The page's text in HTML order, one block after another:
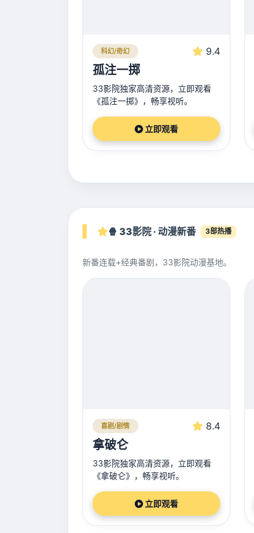
科幻/奇幻 9.4
孤注一掷
33影院独家高清资源，立即观看
《孤注一掷》，畅享视听。
立即观看
🍿 33影院 · 动漫新番 3部热播
新番连载+经典番剧，33影院动漫基地。
喜剧/剧情 8.4
拿破仑
33影院独家高清资源，立即观看
《拿破仑》，畅享视听。
立即观看